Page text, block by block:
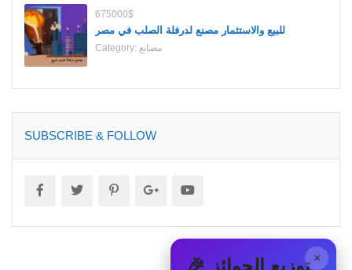
675000$
للبيع والاستثمار مصنع لدرفلة الصلب في مصر
Category: مصانع
SUBSCRIBE & FOLLOW
× 🎉 توزيع الجوائز